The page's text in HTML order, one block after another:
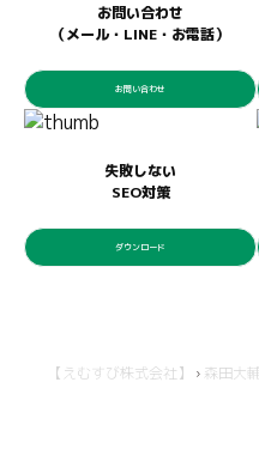
お問い合わせ
（メール・LINE・お電話）
お問い合わせ
失敗しない
SEO対策
ダウンロード
【えむすび株式会社】 › 森田大